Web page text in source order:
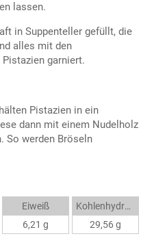
lassen.
in Suppenteller gefüllt, die
alles mit den
garniert.
Pistazien in ein
dann mit einem Nudelholz
So werden Bröseln
Eiweiß
6,21 g
Kohlenhydrate
29,56 g